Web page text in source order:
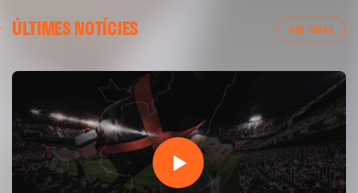
ÚLTIMES NOTÍCIES VER TODAS